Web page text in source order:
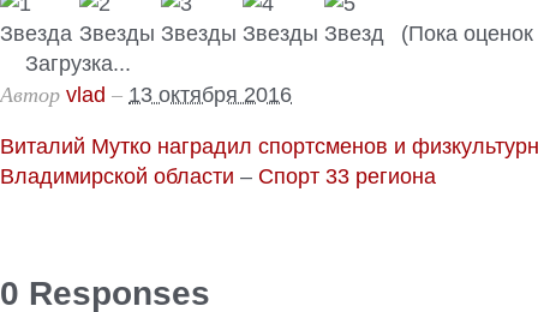
(Пока оценок
Загрузка...
Автор vlad – 13 октября 2016
Виталий Мутко наградил спортсменов и
Владимирской области – Спорт 33 региона
0 Responses